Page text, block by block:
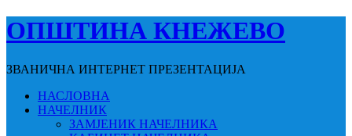
ОПШТИНА КНЕЖЕВО
ЗВАНИЧНА ИНТЕРНЕТ ПРЕЗЕНТАЦИЈА
НАСЛОВНА
НАЧЕЛНИК
ЗАМЈЕНИК НАЧЕЛНИКА